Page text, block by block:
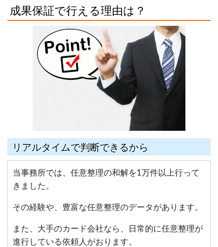
成果保証で行える理由は？
リアルタイムで判断できるから
当事務所では、任意整理の和解を1万件以上行って
きました。
その経験や、豊富な任意整理のデータがあります。
また、大手のカード会社なら、日常的に任意整理が
進行している依頼人がおります。